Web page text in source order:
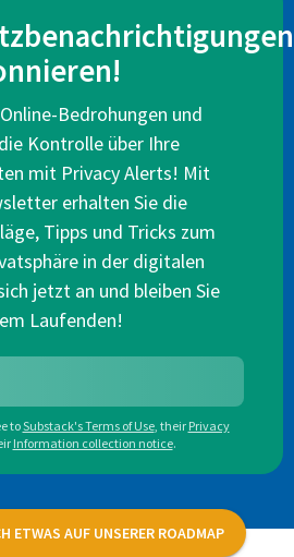
Bedrohungen und
Kontrolle über Ihre
mit Privacy Alerts! Mit
erhalten Sie die
Tipps und Tricks zum
in der digitalen
jetzt an und bleiben Sie
Laufenden!
toSubstack's Terms of Use, their Privacy
Information collection notice.
ETWAS AUF UNSERER ROADMAP